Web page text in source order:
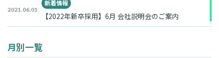
2021.06.01
新着情報
【2022年新卒採用】6月 会社説明会のご案内
月別一覧